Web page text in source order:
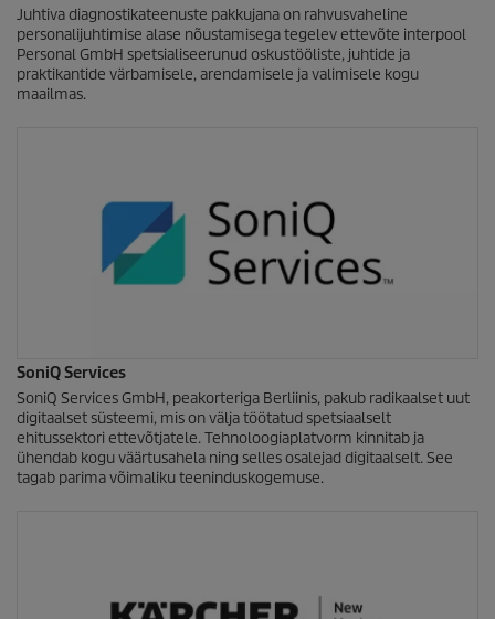
Juhtiva diagnostikateenuste pakkujana on rahvusvaheline
personalijuhtimise alase nõustamisega tegelev ettevõte interpool
Personal GmbH spetsialiseerunud oskustööliste, juhtide ja
praktikantide värbamisele, arendamisele ja valimisele kogu
maailmas.
SoniQ Services
SoniQ Services GmbH, peakorteriga Berliinis, pakub radikaalset uut
digitaalset süsteemi, mis on välja töötatud spetsiaalselt
ehitussektori ettevõtjatele. Tehnoloogiaplatvorm kinnitab ja
ühendab kogu väärtusahela ning selles osalejad digitaalselt. See
tagab parima võimaliku teeninduskogemuse.